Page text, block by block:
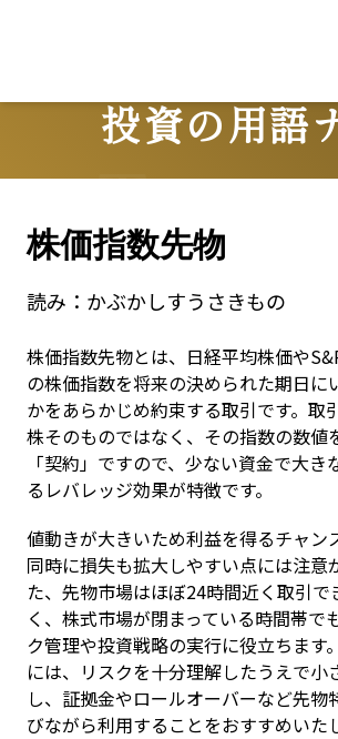
投資の用語
株価指数先物
読み： かぶかしすうさきもの
株価指数先物とは、日経平均株価や
の株価指数を将来の決められた期日に
かをあらかじめ約束する取引です。取
株そのものではなく、その指数の数値
「契約」ですので、少ない資金で大き
るレバレッジ効果が特徴です。
値動きが大きいため利益を得るチャン
同時に損失も拡大しやすい点には注意
た、先物市場はほぼ24時間近く取引で
く、株式市場が閉まっている時間帯で
ク管理や投資戦略の実行に役立ちます
には、リスクを十分理解したうえで小
し、証拠金やロールオーバーなど先物
びながら利用することをおすすめいた